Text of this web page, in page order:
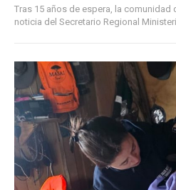
Tras 15 años de espera, la comunidad
noticia del Secretario Regional